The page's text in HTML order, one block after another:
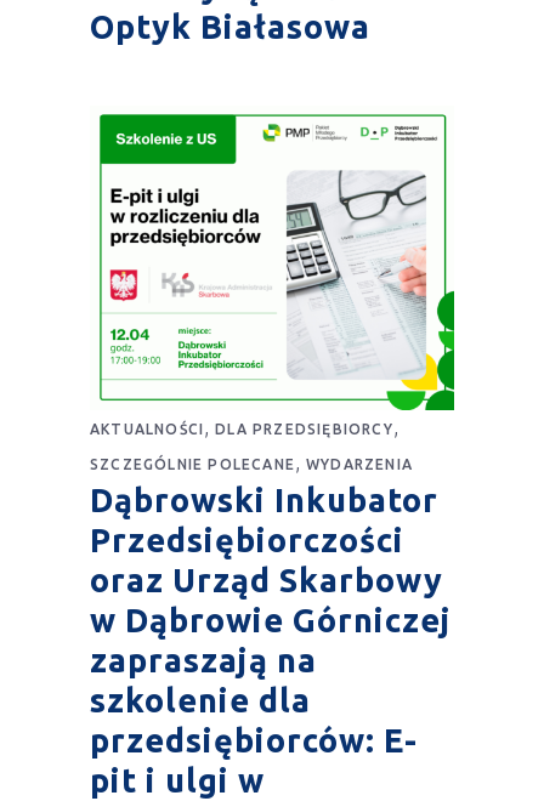
Optyk Białasowa
AKTUALNOŚCI ,DLA PRZEDSIĘBIORCY,
SZCZEGÓLNIE POLECANE , WYDARZENIA
Dąbrowski Inkubator
Przedsiębiorczości
oraz Urząd Skarbowy
w Dąbrowie Górniczej
zapraszają na
szkolenie dla
przedsiębiorców: E-
pit i ulgi w